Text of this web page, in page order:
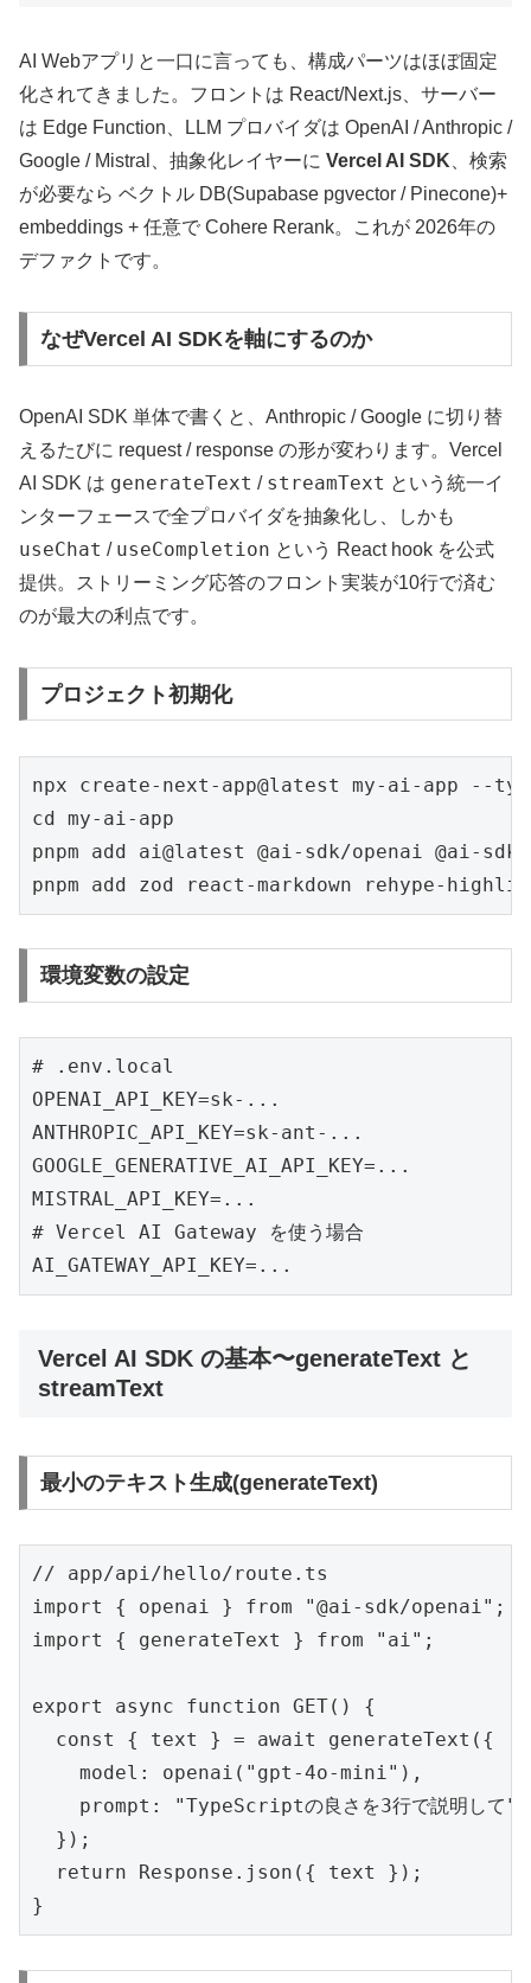
AI Webアプリと一口に言っても、構成パーツはほぼ固定
化されてきました。フロントは React/Next.js、サーバー
は Edge Function、LLM プロバイダは OpenAI / Anthropic /
Google / Mistral、抽象化レイヤーに Vercel AI SDK、検索
が必要なら ベクトル DB(Supabase pgvector / Pinecone)+
embeddings + 任意で Cohere Rerank。これが 2026年の
デファクトです。
なぜVercel AI SDKを軸にするのか
OpenAI SDK 単体で書くと、Anthropic / Google に切り替
えるたびに request / response の形が変わります。Vercel
AI SDK は generateText / streamText という統一イ
ンターフェースで全プロバイダを抽象化し、しかも
useChat / useCompletion という React hook を公式
提供。ストリーミング応答のフロント実装が10行で済む
のが最大の利点です。
プロジェクト初期化
npx create-next-app@latest my-ai-app --
cd my-ai-app
pnpm add ai@latest @ai-sdk/openai @ai-
pnpm add zod react-markdown rehype-
環境変数の設定
# .env.local
OPENAI_API_KEY=sk-...
ANTHROPIC_API_KEY=sk-ant-...
GOOGLE_GENERATIVE_AI_API_KEY=...
MISTRAL_API_KEY=...
# Vercel AI Gateway を使う場合
AI_GATEWAY_API_KEY=...
Vercel AI SDK の基本〜generateText と
streamText
最小のテキスト生成(generateText)
// app/api/hello/route.ts
import { openai } from "@ai-sdk/openai";
import { generateText } from "ai";
export async function GET() {
  const { text } = await generateText({
    model: openai("gpt-4o-mini"),
    prompt: "TypeScriptの良さを3行で説明して",
  });
  return Response.json({ text });
}